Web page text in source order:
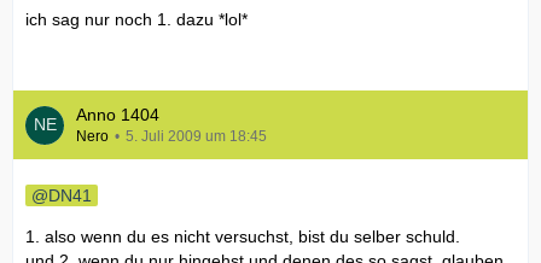
ich sag nur noch 1. dazu *lol*
Anno 1404
Nero 5. Juli 2009 um 18:45
DN41
1. also wenn du es nicht versuchst, bist du selber schuld.